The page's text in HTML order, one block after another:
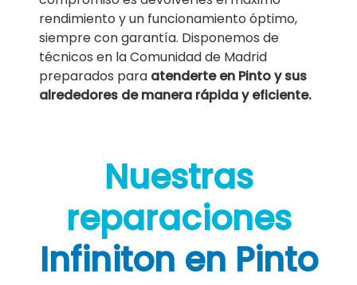
rendimiento y un funcionamiento óptimo,
siempre con garantía. Disponemos de
técnicos en la Comunidad de Madrid
preparados para atenderte en Pinto y sus
alrededores de manera rápida y eficiente.
Nuestras
reparaciones
Infiniton en Pinto